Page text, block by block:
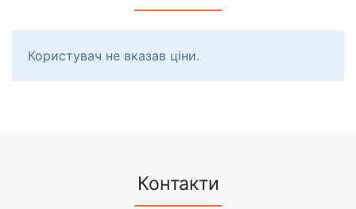
Користувач не вказав ціни.
Контакти